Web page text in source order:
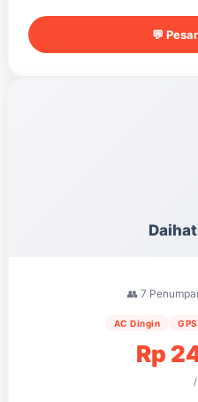
💬
👥 7
AC Dingin
Rp